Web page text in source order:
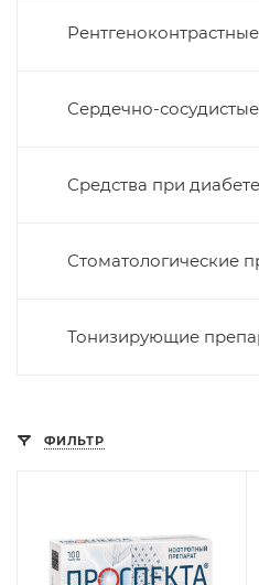
Сердечно-
Средства при диабете
Стоматологические
Тонизирующие
ФИЛЬТР